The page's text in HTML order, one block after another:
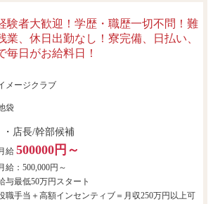
験者大歓迎！学歴・職歴一切不問！難
業、休日出勤なし！寮完備、日払い、
毎日がお給料日！
メージクラブ
袋
・店長/幹部候補
給 500000円～
給：500,000円～
与最低50万円スタート
職手当＋高額インセンティブ＝月収250万円以上可